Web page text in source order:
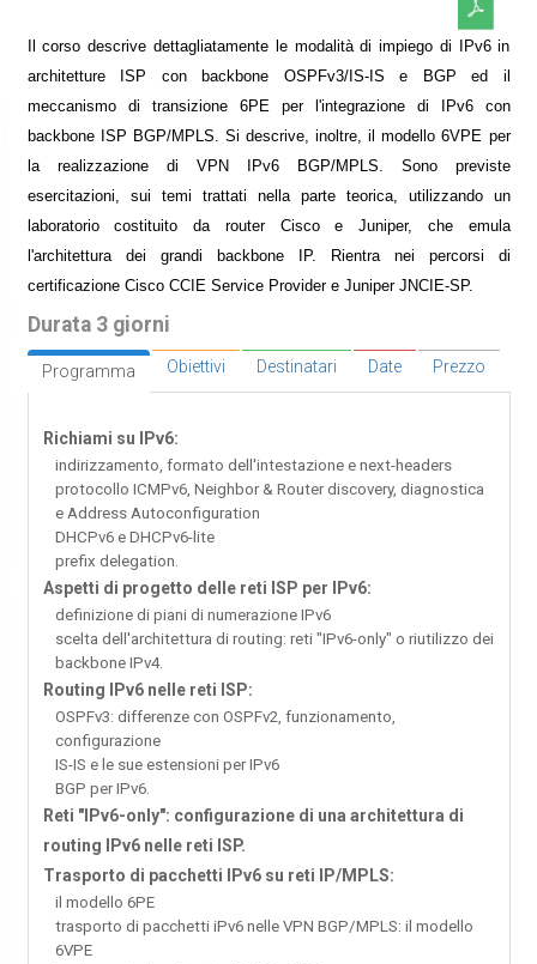
Il corso descrive dettagliatamente le modalità di impiego di IPv6 in
architetture ISP con backbone OSPFv3/IS-IS e BGP ed il
meccanismo di transizione 6PE per l'integrazione di IPv6 con
backbone ISP BGP/MPLS. Si descrive, inoltre, il modello 6VPE per
la realizzazione di VPN IPv6 BGP/MPLS. Sono previste
esercitazioni, sui temi trattati nella parte teorica, utilizzando un
laboratorio costituito da router Cisco e Juniper, che emula
l'architettura dei grandi backbone IP. Rientra nei percorsi di
certificazione Cisco CCIE Service Provider e Juniper JNCIE-SP.
Durata 3 giorni
Programma Obiettivi Destinatari Date Prezzo
Richiami su IPv6:
indirizzamento, formato dell'intestazione e next-headers
protocollo ICMPv6, Neighbor & Router discovery, diagnostica
e Address Autoconfiguration
DHCPv6 e DHCPv6-lite
prefix delegation.
Aspetti di progetto delle reti ISP per IPv6:
definizione di piani di numerazione IPv6
scelta dell'architettura di routing: reti "IPv6-only" o riutilizzo dei
backbone IPv4.
Routing IPv6 nelle reti ISP:
OSPFv3: differenze con OSPFv2, funzionamento,
configurazione
IS-IS e le sue estensioni per IPv6
BGP per IPv6.
Reti "IPv6-only": configurazione di una architettura di
routing IPv6 nelle reti ISP.
Trasporto di pacchetti IPv6 su reti IP/MPLS:
il modello 6PE
trasporto di pacchetti iPv6 nelle VPN BGP/MPLS: il modello
6VPE